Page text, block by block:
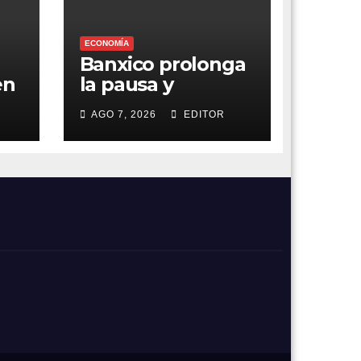
ECONOMÍA
Banxico prolonga
la pausa y
en la inflación
AGO 7, 2026 EDITOR